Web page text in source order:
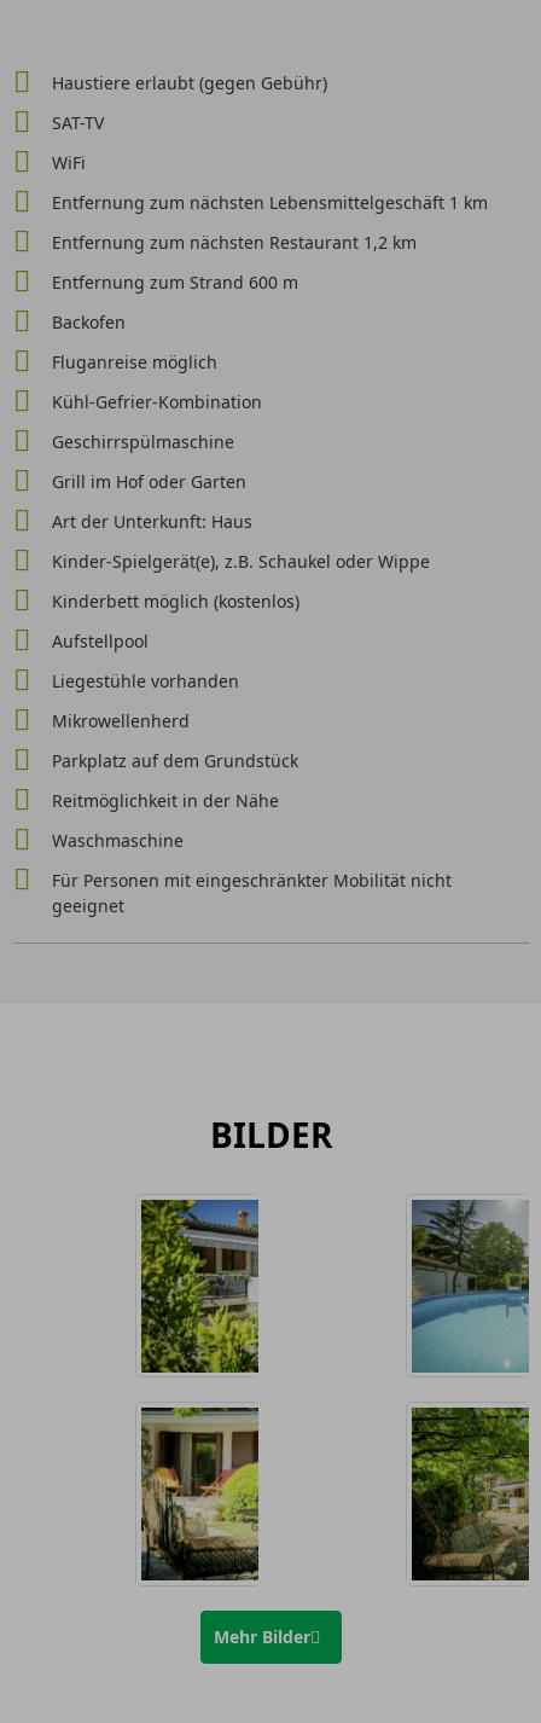
Haustiere erlaubt (gegen Gebühr)
SAT-TV
WiFi
Entfernung zum nächsten Lebensmittelgeschäft 1 km
Entfernung zum nächsten Restaurant 1,2 km
Entfernung zum Strand 600 m
Backofen
Fluganreise möglich
Kühl-Gefrier-Kombination
Geschirrspülmaschine
Grill im Hof oder Garten
Art der Unterkunft: Haus
Kinder-Spielgerät(e), z.B. Schaukel oder Wippe
Kinderbett möglich (kostenlos)
Aufstellpool
Liegestühle vorhanden
Mikrowellenherd
Parkplatz auf dem Grundstück
Reitmöglichkeit in der Nähe
Waschmaschine
Für Personen mit eingeschränkter Mobilität nicht
geeignet
BILDER
Mehr Bilder